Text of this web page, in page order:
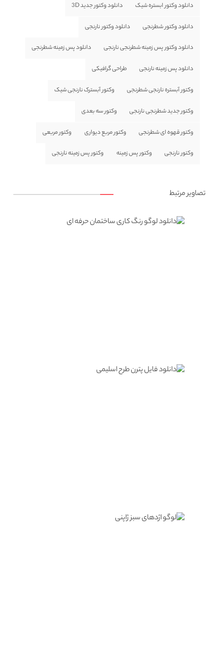
دانلود وکتور ابستره شیک دانلود وکتور جدید 3D
دانلود وکتور شطرنجی دانلود وکتور نارنجی
دانلود وکتور پس زمینه شطرنجی نارنجی دانلود پس زمینه شطرنجی
دانلود پس زمینه نارنجی طراحی گرافیکی
وکتور آبستره نارنجی شطرنجی وکتور آبسترک نارنجی شیک
وکتور جدید شطرنجی نارنجی وکتور سه بعدی
وکتور قهوه ای شطرنجی وکتور مربع دیواری وکتور مربعی
وکتور نارنجی وکتور پس زمینه وکتور پس زمینه نارنجی
تصاویر مرتبط